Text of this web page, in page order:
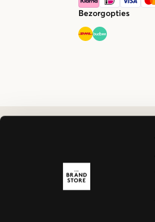
Bezorgopties